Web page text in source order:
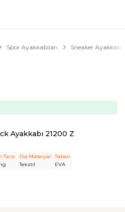
Spor Ayakkabıları Sneaker
Ayakkabı 21200 Z
Tarzı
Dış Materyal
Tekstil
Taban
EVA
1/6